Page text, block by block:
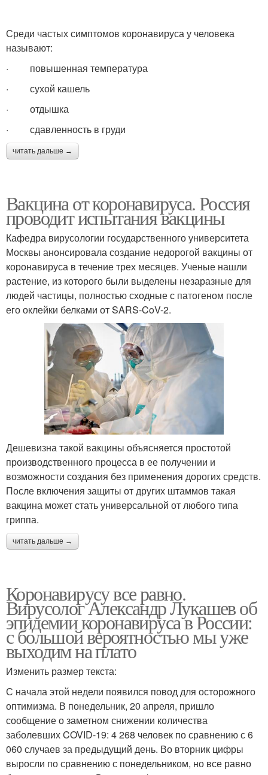
Среди частых симптомов коронавируса у человека
называют:
· повышенная температура
· сухой кашель
· отдышка
· сдавленность в груди
читать дальше →
Вакцина от коронавируса. Россия
проводит испытания вакцины
Кафедра вирусологии государственного университета
Москвы анонсировала создание недорогой вакцины от
коронавируса в течение трех месяцев. Ученые нашли
растение, из которого были выделены незаразные для
людей частицы, полностью сходные с патогеном после
его оклейки белками от SARS-CoV-2.
Дешевизна такой вакцины объясняется простотой
производственного процесса в ее получении и
возможности создания без применения дорогих средств.
После включения защиты от других штаммов такая
вакцина может стать универсальной от любого типа
гриппа.
читать дальше →
Коронавирусу все равно.
Вирусолог Александр Лукашев об
эпидемии коронавируса в России:
с большой вероятностью мы уже
выходим на плато
Изменить размер текста:
С начала этой недели появился повод для осторожного
оптимизма. В понедельник, 20 апреля, пришло
сообщение о заметном снижении количества
заболевших COVID-19: 4 268 человек по сравнению с 6
060 случаев за предыдущий день. Во вторник цифры
выросли по сравнению с понедельником, но все равно